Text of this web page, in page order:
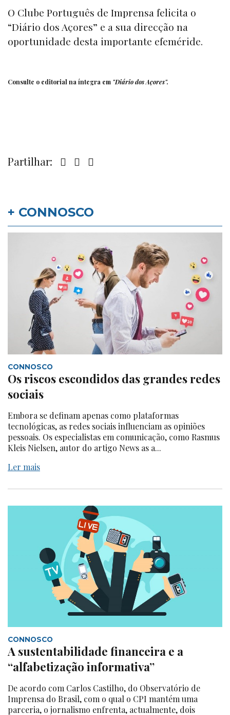
O Clube Português de Imprensa felicita o
“Diário dos Açores” e a sua direcção na
oportunidade desta importante efeméride.
Consulte o editorial na íntegra em "Diário dos Açores".
Partilhar:
+ CONNOSCO
CONNOSCO
Os riscos escondidos das grandes redes
sociais
Embora se definam apenas como plataformas
tecnológicas, as redes sociais influenciam as opiniões
pessoais. Os especialistas em comunicação, como Rasmus
Kleis Nielsen, autor do artigo News as a...
Ler mais
CONNOSCO
A sustentabilidade financeira e a
“alfabetização informativa”
De acordo com Carlos Castilho, do Observatório de
Imprensa do Brasil, com o qual o CPI mantém uma
parceria, o jornalismo enfrenta, actualmente, dois